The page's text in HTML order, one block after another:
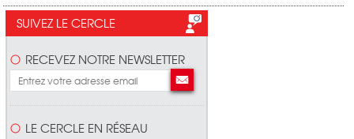
SUIVEZ LE CERCLE
RECEVEZ NOTRE NEWSLETTER
LE CERCLE EN RÉSEAU